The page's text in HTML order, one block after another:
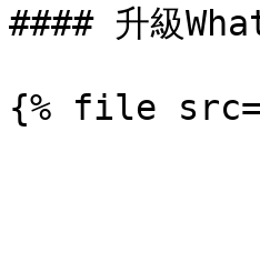
#### 升級